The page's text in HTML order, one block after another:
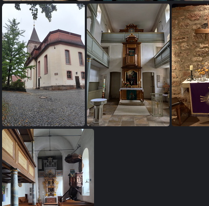
Mittelfränkischer Jakobusweg: Heilsbronn - Schönbronn Mittelfränkischer Jakobusweg: Heilsbronn - Schönbronn
Mittelfränkischer Jakobusweg: Heilsbronn - Schönbronn